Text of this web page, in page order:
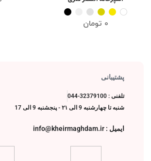
0 تومان
پشتیبانی
تلفنی : 32379100-044
شنبه تا چهارشنبه 9 الی ۲۱ - پنجشنبه 9 الی 17
ایمیل : info@kheirmaghdam.ir